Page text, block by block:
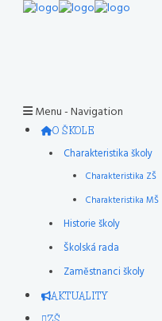
Menu -Navigation
O ŠKOLE
Charakteristika školy
Charakteristika ZŠ
Charakteristika MŠ
Historie školy
Školská rada
Zaměstnanci školy
AKTUALITY